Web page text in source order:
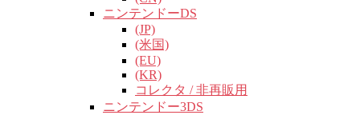
ニンテンドーDS
(JP)
(米国)
(EU)
(KR)
コレクタ / 非再販用
ニンテンドー3DS